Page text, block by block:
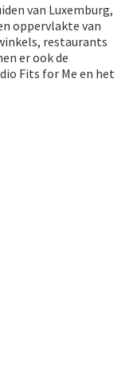
van Luxemburg,
oppervlakte van
restaurants
er ook de
Fits for Me en het